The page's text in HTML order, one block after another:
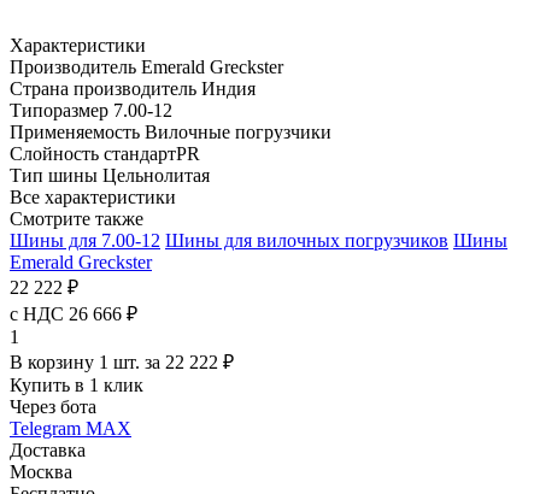
Характеристики
Производитель Emerald Greckster
Страна производитель Индия
Типоразмер 7.00-12
Применяемость Вилочные погрузчики
Слойность стандартPR
Тип шины Цельнолитая
Все характеристики
Смотрите также
Шины для 7.00-12 Шины для вилочных погрузчиков Шины
Emerald Greckster
22 222 ₽
с НДС 26 666 ₽
1
В корзину 1 шт. за 22 222 ₽
Купить в 1 клик
Через бота
Telegram MAX
Доставка
Москва